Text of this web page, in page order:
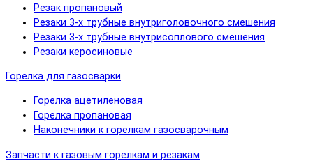
Резак пропановый
Резаки 3-х трубные внутриголовочного смешения
Резаки 3-х трубные внутрисоплового смешения
Резаки керосиновые
Горелка для газосварки
Горелка ацетиленовая
Горелка пропановая
Наконечники к горелкам газосварочным
Запчасти к газовым горелкам и резакам